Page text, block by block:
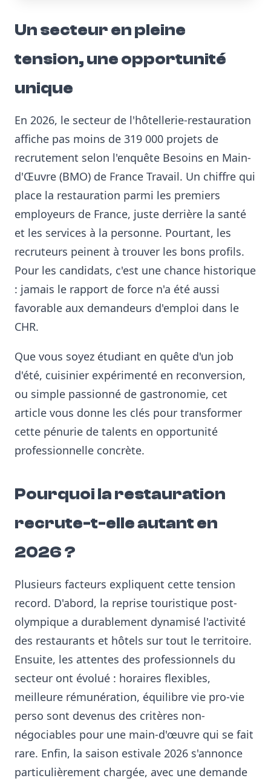
Un secteur en pleine
tension, une opportunité
unique
En 2026, le secteur de l'hôtellerie-restauration
affiche pas moins de 319 000 projets de
recrutement selon l'enquête Besoins en Main-
d'Œuvre (BMO) de France Travail. Un chiffre qui
place la restauration parmi les premiers
employeurs de France, juste derrière la santé
et les services à la personne. Pourtant, les
recruteurs peinent à trouver les bons profils.
Pour les candidats, c'est une chance historique
: jamais le rapport de force n'a été aussi
favorable aux demandeurs d'emploi dans le
CHR.
Que vous soyez étudiant en quête d'un job
d'été, cuisinier expérimenté en reconversion,
ou simple passionné de gastronomie, cet
article vous donne les clés pour transformer
cette pénurie de talents en opportunité
professionnelle concrète.
Pourquoi la restauration
recrute-t-elle autant en
2026 ?
Plusieurs facteurs expliquent cette tension
record. D'abord, la reprise touristique post-
olympique a durablement dynamisé l'activité
des restaurants et hôtels sur tout le territoire.
Ensuite, les attentes des professionnels du
secteur ont évolué : horaires flexibles,
meilleure rémunération, équilibre vie pro-vie
perso sont devenus des critères non-
négociables pour une main-d'œuvre qui se fait
rare. Enfin, la saison estivale 2026 s'annonce
particulièrement chargée, avec une demande